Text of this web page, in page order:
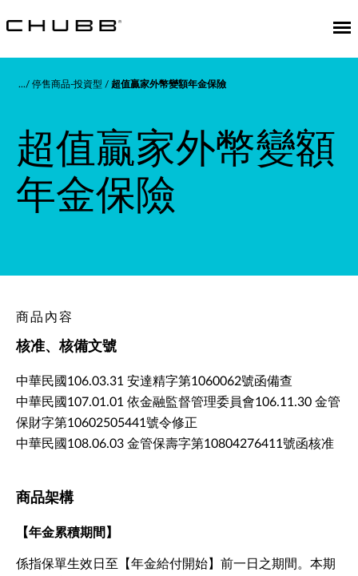
停售商品-投資型 超值贏家外幣變額年金保險
超值贏家外幣變額
年金保險
商品內容
核准、核備文號
中華民國106.03.31 安達精字第1060062號函備查
中華民國107.01.01 依金融監督管理委員會106.11.30 金管
保財字第10602505441號令修正
中華民國108.06.03 金管保壽字第10804276411號函核准
商品架構
【年金累積期間】
係指保單生效日至【年金給付開始】前一日之期間。本期